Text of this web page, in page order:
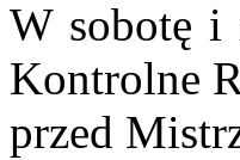
W sobotę i
Kontrolne
przed